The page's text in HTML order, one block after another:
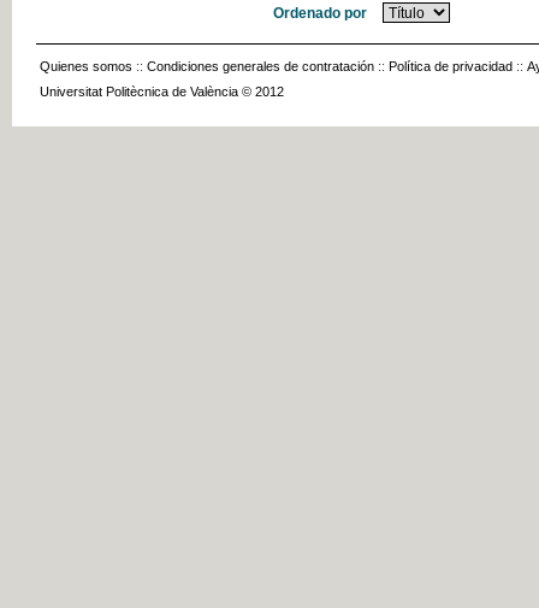
Ordenado por
Quienes somos :: Condiciones generales de contratación :: Política de privacidad ::
Universitat Politècnica de València © 2012